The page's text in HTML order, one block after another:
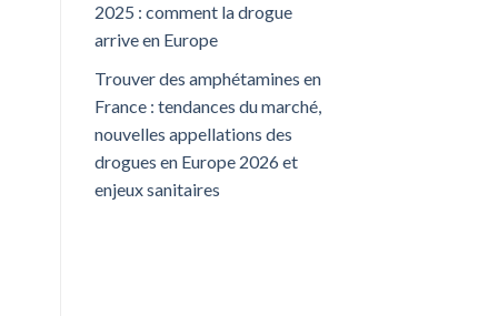
2025 : comment la drogue
arrive en Europe
Trouver des amphétamines en
France : tendances du marché,
nouvelles appellations des
drogues en Europe 2026 et
enjeux sanitaires